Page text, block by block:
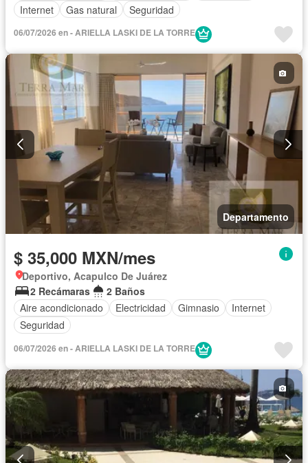
Internet
Gas natural Seguridad
06/07/2026 en - ARIELLA LASKI DE LA TORRE
Departamento
$ 35,000 MXN/mes
Deportivo, Acapulco De Juárez
2 Recámaras
2 Baños
Aire acondicionado
Electricidad Gimnasio
Internet
Seguridad
06/07/2026 en - ARIELLA LASKI DE LA TORRE